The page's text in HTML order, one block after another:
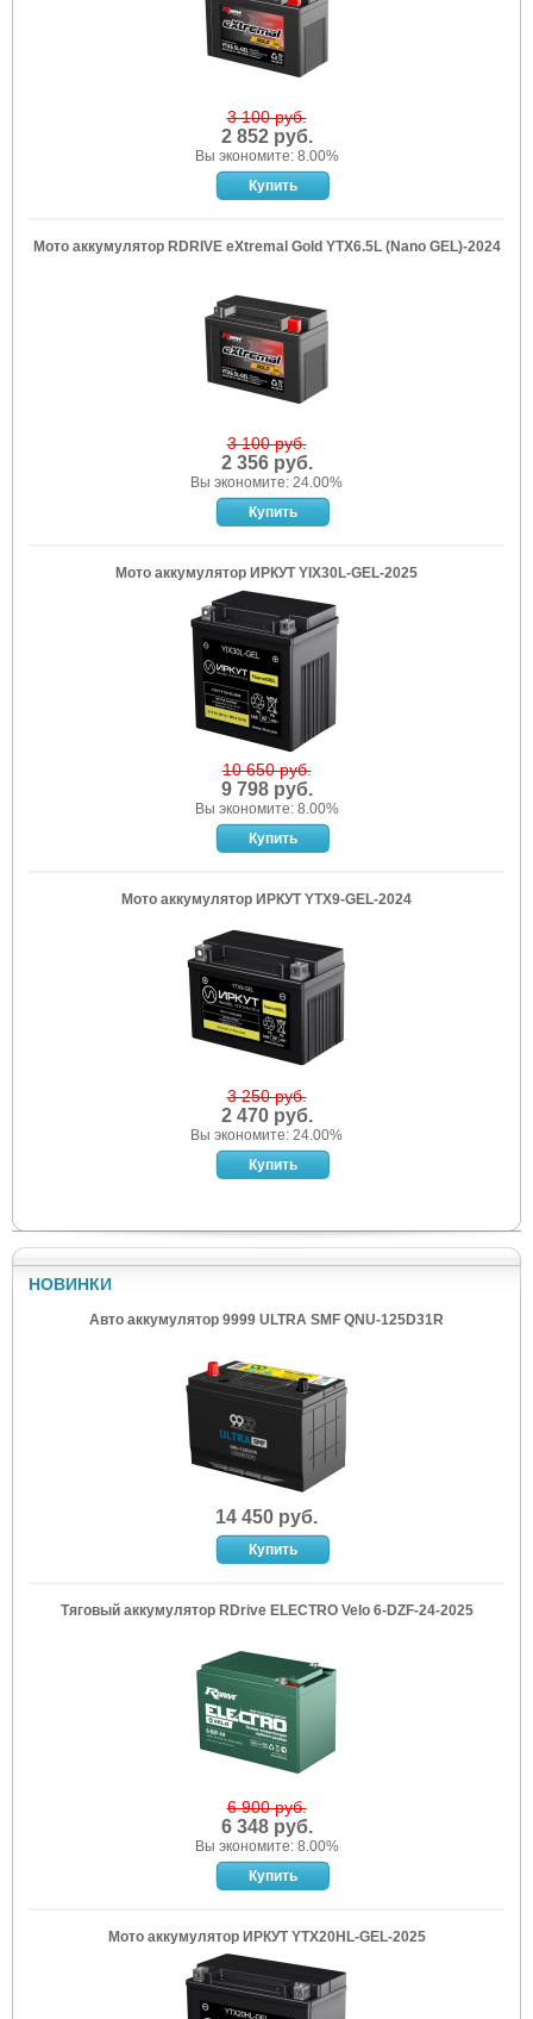
3 100 руб.
2 852 руб.
Вы экономите: 8.00%
Мото аккумулятор RDRIVE eXtremal Gold YTX6.5L (Nano GEL)-2024
3 100 руб.
2 356 руб.
Вы экономите: 24.00%
Мото аккумулятор ИРКУТ YIX30L-GEL-2025
10 650 руб.
9 798 руб.
Вы экономите: 8.00%
Мото аккумулятор ИРКУТ YTX9-GEL-2024
3 250 руб.
2 470 руб.
Вы экономите: 24.00%
НОВИНКИ
Авто аккумулятор 9999 ULTRA SMF QNU-125D31R
14 450 руб.
Тяговый аккумулятор RDrive ELECTRO Velo 6-DZF-24-2025
6 900 руб.
6 348 руб.
Вы экономите: 8.00%
Мото аккумулятор ИРКУТ YTX20HL-GEL-2025